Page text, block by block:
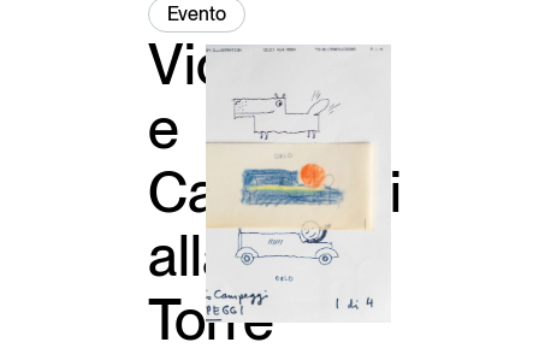
Evento
Vico
e
Campeggi
alla
Torre